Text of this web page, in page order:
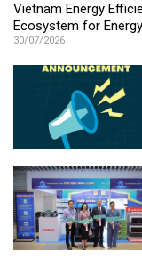
Vietnam Energy
Ecosystem for
30/07/2026